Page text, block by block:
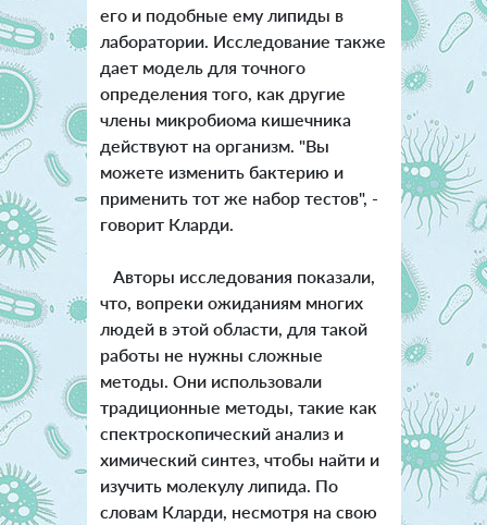
его и подобные ему липиды в
лаборатории. Исследование также
дает модель для точного
определения того, как другие
члены микробиома кишечника
действуют на организм. "Вы
можете изменить бактерию и
применить тот же набор тестов", -
говорит Кларди.
Авторы исследования показали,
что, вопреки ожиданиям многих
людей в этой области, для такой
работы не нужны сложные
методы. Они использовали
традиционные методы, такие как
спектроскопический анализ и
химический синтез, чтобы найти и
изучить молекулу липида. По
словам Кларди, несмотря на свою